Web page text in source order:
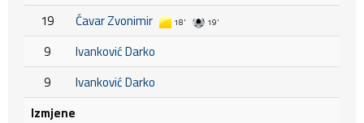
19 Ćavar Zvonimir 18' 19'
9
Ivanković Darko
9
Ivanković Darko
Izmjene